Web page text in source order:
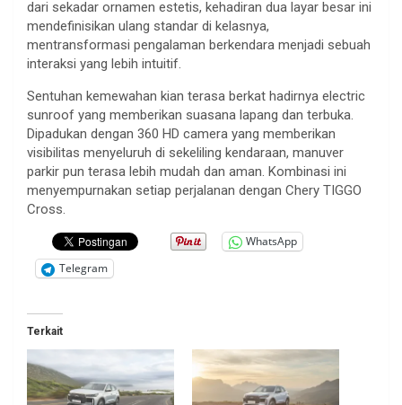
dari sekadar ornamen estetis, kehadiran dua layar besar ini
mendefinisikan ulang standar di kelasnya,
mentransformasi pengalaman berkendara menjadi sebuah
interaksi yang lebih intuitif.
Sentuhan kemewahan kian terasa berkat hadirnya electric
sunroof yang memberikan suasana lapang dan terbuka.
Dipadukan dengan 360 HD camera yang memberikan
visibilitas menyeluruh di sekeliling kendaraan, manuver
parkir pun terasa lebih mudah dan aman. Kombinasi ini
menyempurnakan setiap perjalanan dengan Chery TIGGO
Cross.
WhatsApp
Telegram
Terkait